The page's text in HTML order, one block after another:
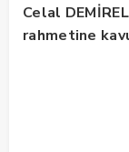
Celal DEMİREL
rahmetine